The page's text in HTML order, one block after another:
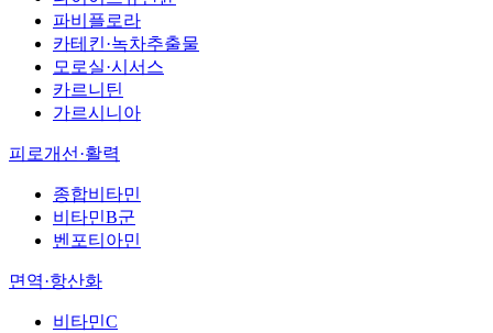
파비플로라
카테킨·녹차추출물
모로실·시서스
카르니틴
가르시니아
피로개선·활력
종합비타민
비타민B군
벤포티아민
면역·항산화
비타민C